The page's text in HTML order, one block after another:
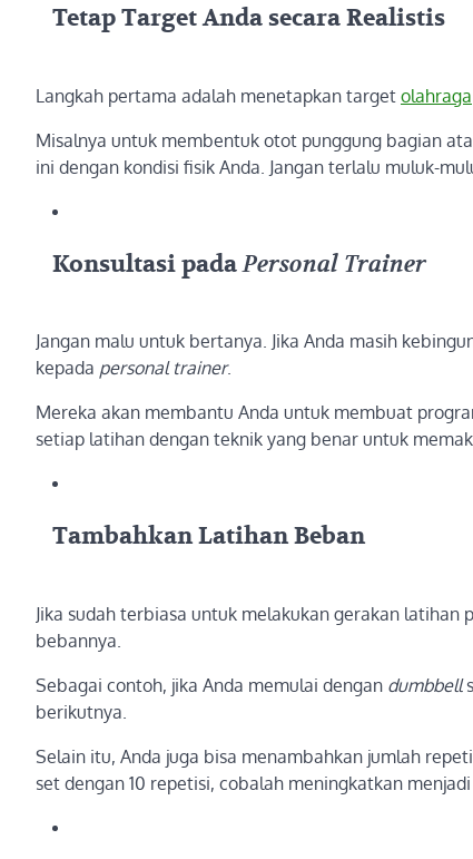
Tetap Target Anda secara Realistis
Langkah pertama adalah menetapkan target olahraga
Misalnya untuk membentuk otot punggung bagian
ini dengan kondisi fisik Anda. Jangan terlalu muluk-
Konsultasi padaPersonal Trainer
Jangan malu untuk bertanya. Jika Anda masih
kepada personal trainer.
Mereka akan membantu Anda untuk membuat
setiap latihan dengan teknik yang benar untuk
Tambahkan Latihan Beban
Jika sudah terbiasa untuk melakukan gerakan
bebannya.
Sebagai contoh, jika Anda memulai dengan dumbbell
berikutnya.
Selain itu, Anda juga bisa menambahkan jumlah
set dengan 10 repetisi, cobalah meningkatkan menjadi